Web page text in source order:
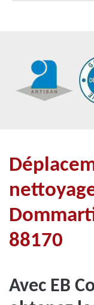
88170
Avec EB